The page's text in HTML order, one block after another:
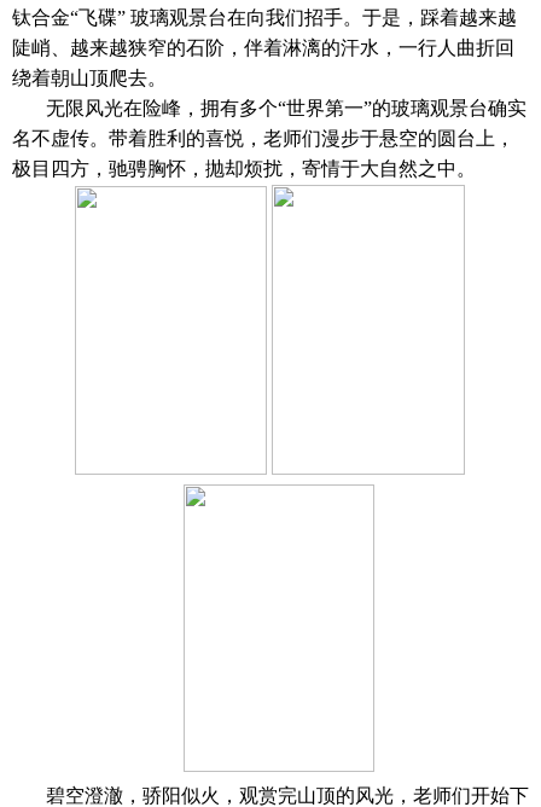
钛合金“飞碟” 玻璃观景台在向我们招手。 于是 ， 踩着越来越
陡峭、越来越狭窄的石阶 ， 伴着淋漓的汗水， 一行人曲折回
绕着朝山顶爬去。
无限风光在险峰 ， 拥有多个“世界第一”的玻璃观景台确实
名不虚传。 带着胜利的喜悦，老师们漫步于悬空的圆 台 上，
极目四方 ， 驰骋胸怀 ， 抛却烦扰， 寄情于大自然之中。
碧空澄澈 ，骄阳似火， 观赏完山顶的风光， 老师们开始下